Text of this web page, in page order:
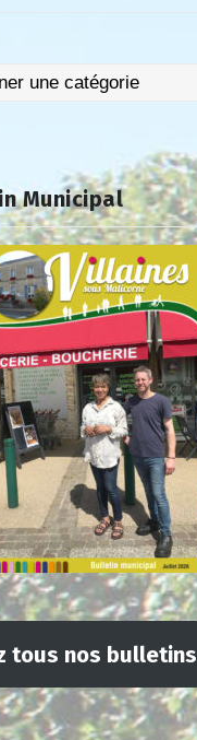
Municipal
tous nos bulletins